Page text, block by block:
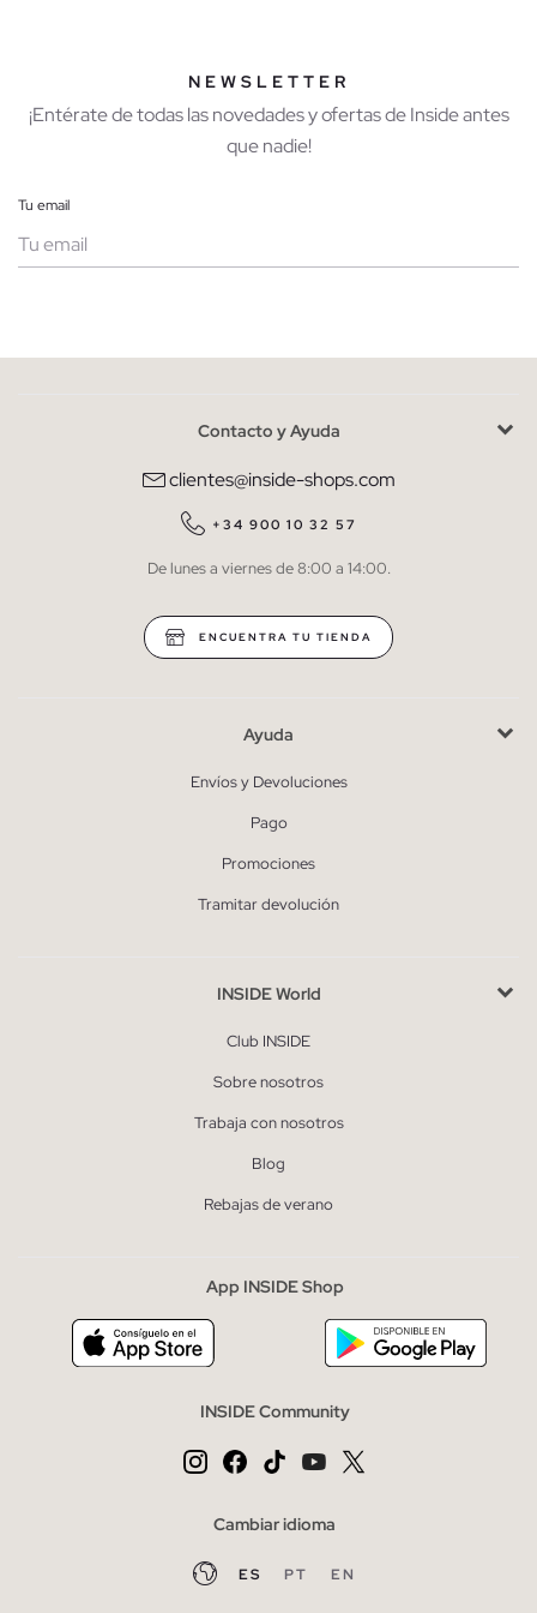
NEWSLETTER
¡Entérate de todas las novedades y ofertas de Inside antes
que nadie!
Tu email
He leído y entiendo lapolítica de privacidad
QUIERO SUSCRIBIRME
* Puedes cancelar la suscripción en cualquier momento.
Contacto y Ayuda
clientes@inside-shops.com
+34 900 10 32 57
De lunes a viernes de 8:00 a 14:00.
ENCUENTRA TU TIENDA
Ayuda
Envíos y Devoluciones
Pago
Promociones
Tramitar devolución
INSIDE World
Club INSIDE
Sobre nosotros
Trabaja con nosotros
Blog
Rebajas de verano
App INSIDE Shop
INSIDE Community
Cambiar idioma
ES PT EN